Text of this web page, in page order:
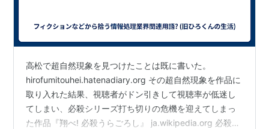
「お金をくれただけでうれしいと思う、普通は」
など反発する意見が数多く投稿された。
http://www.sponichi.co.jp/entertainment/news/
2011/06/27/kiji/K20110627001096980.html
痛いニュース(ノ∀`) : 和田アキ子、レディ・ガガ
高松で超自然現象を見つけたことは既に書いた。
hirofumitouhei.hatenadiary.org その超自然現象を作品に
取り入れた結果、視聴者がドン引きして視聴率が低迷し
てしまい、必殺シリーズ打ち切りの危機を迎えてしまっ
た作品『翔べ! 必殺うらごろし』 ja.wikipedia.org 必殺シ